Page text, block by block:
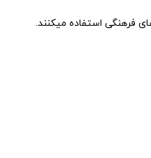
فرهنگی استفاده میکنند.